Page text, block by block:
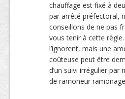
chauffage est fixé à
par arrêté préfectoral,
conseillons de ne pas
vous tenir à cette
l’ignorent, mais une
coûteuse peut être
d’un suivi irrégulier par
de ramoneur